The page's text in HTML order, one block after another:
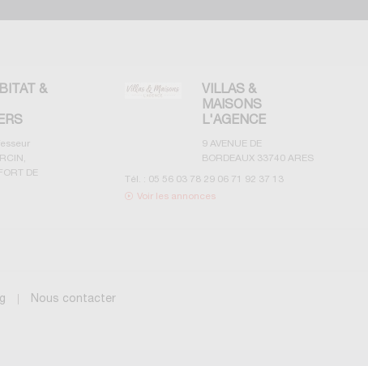
&
FORT DE
VILLAS &
MAISONS
L'AGENCE
9 AVENUE DE
BORDEAUX 33740 ARES
Tél. : 05 56 03 78 29 06 71 92 37 13
Voir les annonces
Nous contacter